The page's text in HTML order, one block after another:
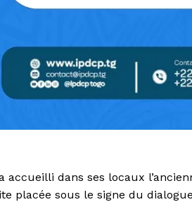
accueilli dans ses locaux
placée sous le signe du